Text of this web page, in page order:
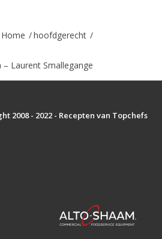
Home /hoofdgerecht /
Laurent Smallegange
2008 - 2022 - Recepten van Topchefs